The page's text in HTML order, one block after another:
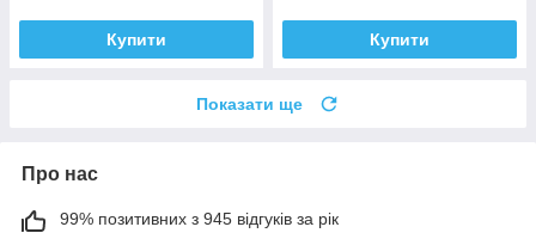
Купити Купити
Показати ще
Про нас
99% позитивних з 945 відгуків за рік